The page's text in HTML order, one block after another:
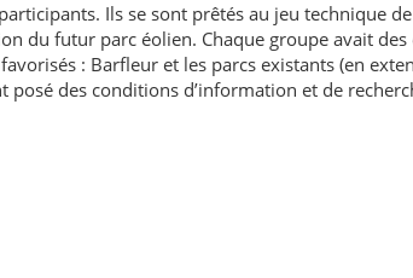
Ils se sont prêtés au jeu technique
du futur parc éolien. Chaque groupe avait
: Barfleur et les parcs existants (en
des conditions d’information et de